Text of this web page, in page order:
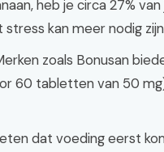
heb je circa 27%
kan meer nodig
zoals Bonusan
60 tabletten van 50
dat voeding eerst